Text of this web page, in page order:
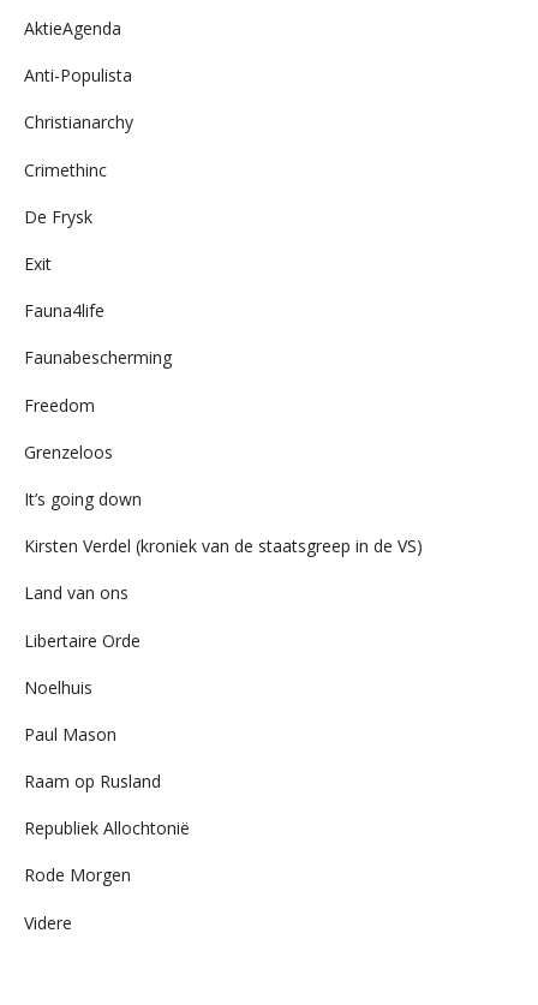
AktieAgenda
Anti-Populista
Christianarchy
Crimethinc
De Frysk
Exit
Fauna4life
Faunabescherming
Freedom
Grenzeloos
It’s going down
Kirsten Verdel (kroniek van de staatsgreep in de VS)
Land van ons
Libertaire Orde
Noelhuis
Paul Mason
Raam op Rusland
Republiek Allochtonië
Rode Morgen
Videre